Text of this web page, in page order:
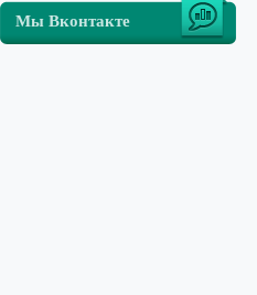
Мы Вконтакте